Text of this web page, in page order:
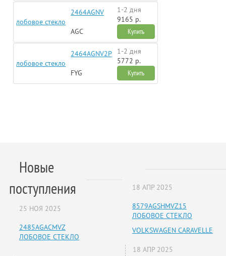
лобовое стекло
2464AGNV
AGC
1-2 дня
9165 р.
Купить
лобовое стекло
2464AGNV2P
FYG
1-2 дня
5772 р.
Купить
Новые
поступления
25 НОЯ 2025
2485AGACMVZ
ЛОБОВОЕ СТЕКЛО
18 АПР 2025
8579AGSHMVZ15
ЛОБОВОЕ СТЕКЛО
VOLKSWAGEN CARAVELLE
18 АПР 2025